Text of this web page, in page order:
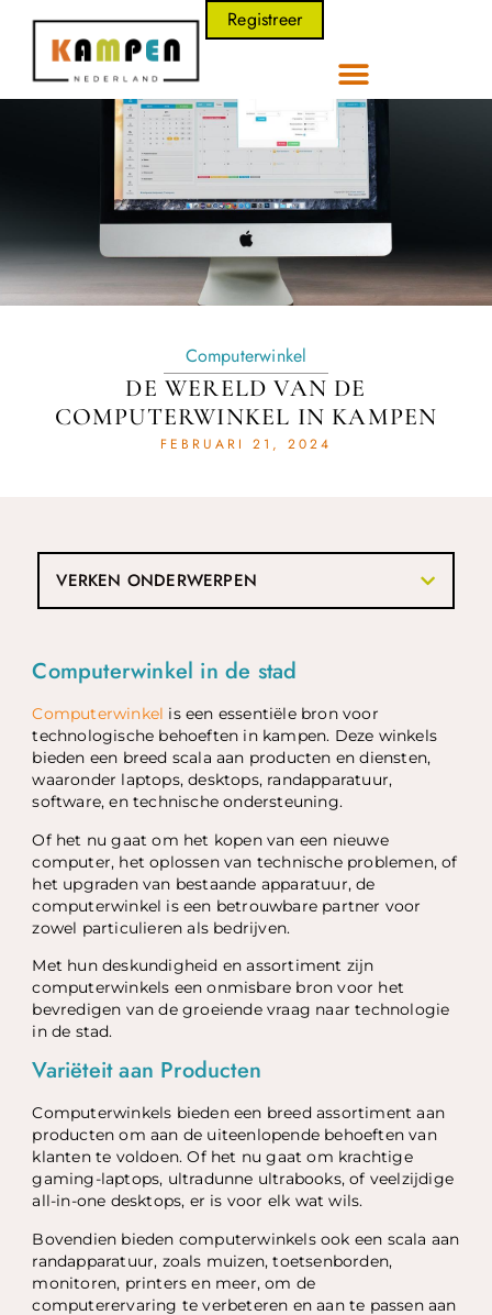
Registreer
Computerwinkel
DE WERELD VAN DE
COMPUTERWINKEL IN KAMPEN
FEBRUARI 21, 2024
Computerwinkel in de stad
Computerwinkel is een essentiële bron voor
technologische behoeften in kampen. Deze winkels
bieden een breed scala aan producten en diensten,
waaronder laptops, desktops, randapparatuur,
software, en technische ondersteuning.
Of het nu gaat om het kopen van een nieuwe
computer, het oplossen van technische problemen, of
het upgraden van bestaande apparatuur, de
computerwinkel is een betrouwbare partner voor
zowel particulieren als bedrijven.
Met hun deskundigheid en assortiment zijn
computerwinkels een onmisbare bron voor het
bevredigen van de groeiende vraag naar technologie
in de stad.
Variëteit aan Producten
Computerwinkels bieden een breed assortiment aan
producten om aan de uiteenlopende behoeften van
klanten te voldoen. Of het nu gaat om krachtige
gaming-laptops, ultradunne ultrabooks, of veelzijdige
all-in-one desktops, er is voor elk wat wils.
Bovendien bieden computerwinkels ook een scala aan
randapparatuur, zoals muizen, toetsenborden,
monitoren, printers en meer, om de
computerervaring te verbeteren en aan te passen aan
VERKEN ONDERWERPEN